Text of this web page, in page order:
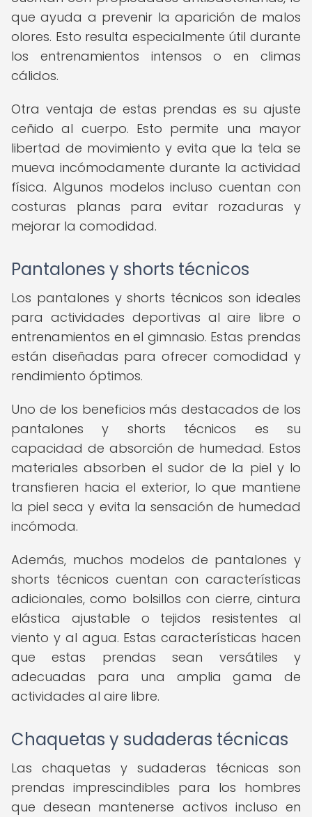
que ayuda a prevenir la aparición de malos
olores. Esto resulta especialmente útil durante
los entrenamientos intensos o en climas
cálidos.
Otra ventaja de estas prendas es su ajuste
ceñido al cuerpo. Esto permite una mayor
libertad de movimiento y evita que la tela se
mueva incómodamente durante la actividad
física. Algunos modelos incluso cuentan con
costuras planas para evitar rozaduras y
mejorar la comodidad.
Pantalones y shorts técnicos
Los pantalones y shorts técnicos son ideales
para actividades deportivas al aire libre o
entrenamientos en el gimnasio. Estas prendas
están diseñadas para ofrecer comodidad y
rendimiento óptimos.
Uno de los beneficios más destacados de los
pantalones y shorts técnicos es su
capacidad de absorción de humedad. Estos
materiales absorben el sudor de la piel y lo
transfieren hacia el exterior, lo que mantiene
la piel seca y evita la sensación de humedad
incómoda.
Además, muchos modelos de pantalones y
shorts técnicos cuentan con características
adicionales, como bolsillos con cierre, cintura
elástica ajustable o tejidos resistentes al
viento y al agua. Estas características hacen
que estas prendas sean versátiles y
adecuadas para una amplia gama de
actividades al aire libre.
Chaquetas y sudaderas técnicas
Las chaquetas y sudaderas técnicas son
prendas imprescindibles para los hombres
que desean mantenerse activos incluso en